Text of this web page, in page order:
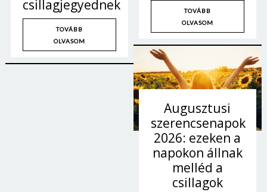
csillagjegyednek
TOVÁBB
OLVASOM
TOVÁBB
OLVASOM
Augusztusi
szerencsenapok
2026: ezeken a
napokon állnak
melléd a
csillagok